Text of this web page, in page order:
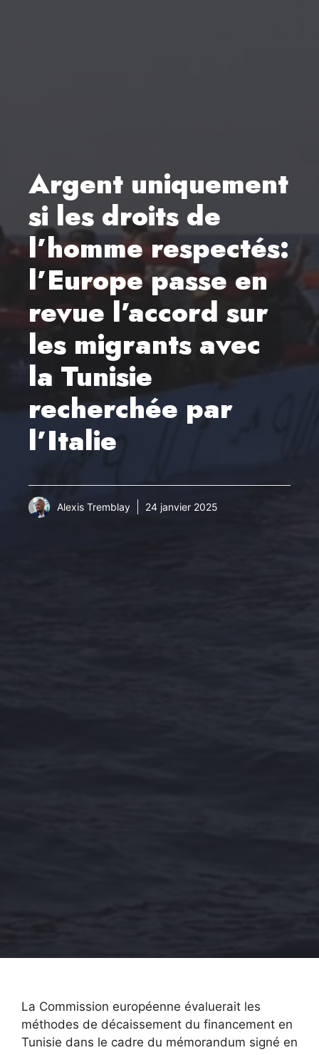
Argent uniquement
si les droits de
l’homme respectés:
l’Europe passe en
revue l’accord sur
les migrants avec
la Tunisie
recherchée par
l’Italie
Alexis Tremblay 24 janvier 2025
La Commission européenne évaluerait les
méthodes de décaissement du financement en
Tunisie dans le cadre du mémorandum signé en